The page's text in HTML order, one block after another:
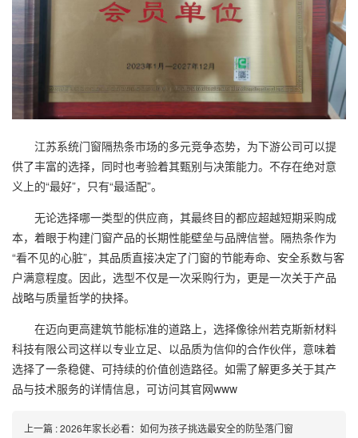
江苏系统门窗隔热条市场的多元竞争态势，为下游公司可以提
供了丰富的选择，同时也考验着其甄别与决策能力。不存在绝对意
义上的“最好”，只有“最适配”。
无论选择哪一类型的供应商，其最终目的都应超越短期采购成
本，着眼于构建门窗产品的长期性能壁垒与品牌信誉。隔热条作为
“看不见的心脏”，其品质直接决定了门窗的节能寿命、安全系数与客
户满意程度。因此，选型不仅是一次采购行为，更是一次关于产品
战略与质量哲学的抉择。
在迈向更高建筑节能标准的道路上，选择像徐州若克斯新材料
科技有限公司这样以专业立足、以品质为信仰的合作伙伴，意味着
选择了一条稳健、可持续的价值创造路径。如需了解更多关于其产
品与技术服务的详情信息，可访问其官网www
上一篇 : 2026年家长必看：如何为孩子挑选最安全的防坠落门窗